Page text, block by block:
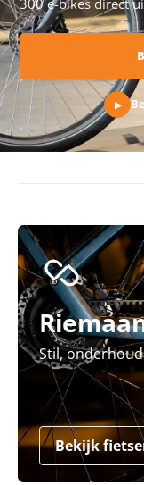
▶
Stil,
Bekijk